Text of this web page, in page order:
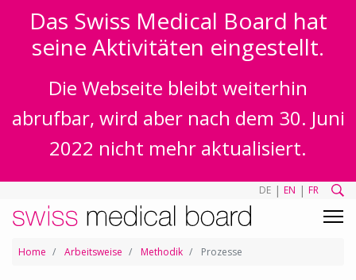
Das Swiss Medical Board hat
seine Aktivitäten eingestellt.
Die Webseite bleibt weiterhin
abrufbar, wird aber nach dem 30. Juni
2022 nicht mehr aktualisiert.
DE | EN | FR
Home Arbeitsweise Methodik Prozesse